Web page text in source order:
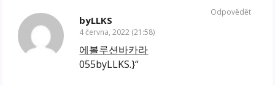
byLLKS
4 června, 2022 (21:58)
에볼루션바카라
055byLLKS.}“
Odpovědět